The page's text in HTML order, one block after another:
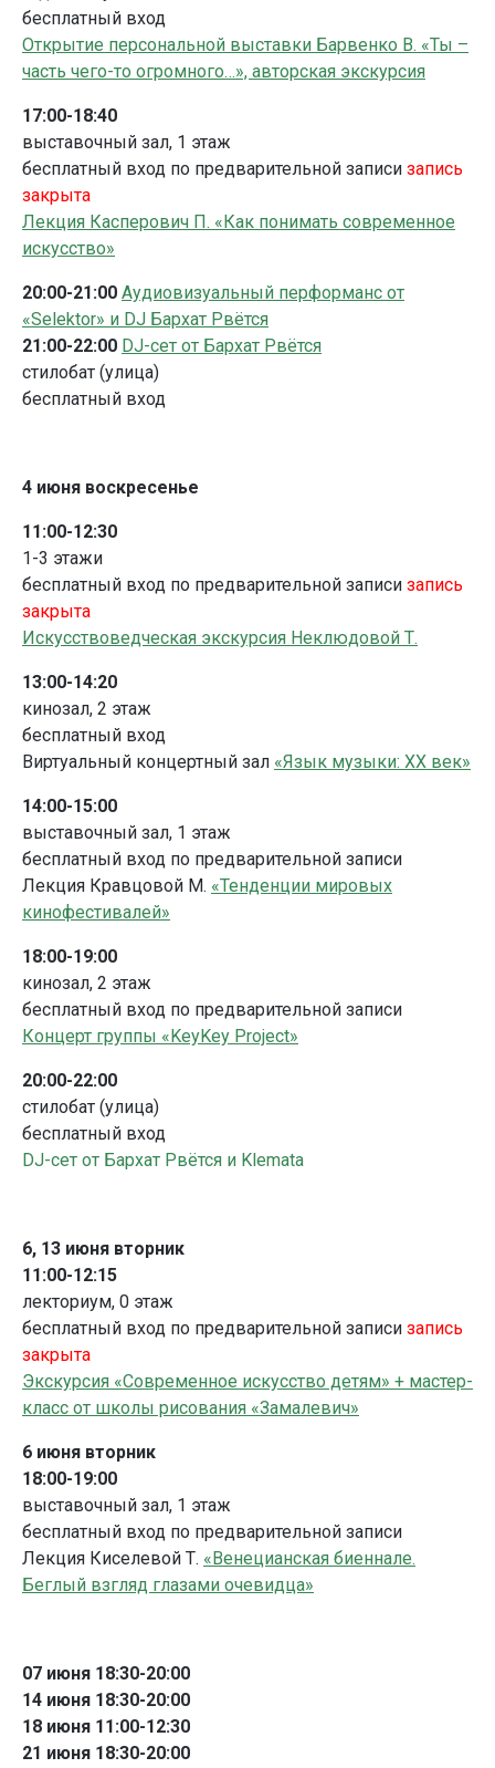
бесплатный вход
Открытие персональной выставки Барвенко В. «Ты –
часть чего-то огромного…», авторская экскурсия
17:00-18:40
выставочный зал, 1 этаж
бесплатный вход по предварительной записи запись
закрыта
Лекция Касперович П. «Как понимать современное
искусство»
20:00-21:00 Аудиовизуальный перформанс от
«Selektor» и DJ Бархат Рвётся
21:00-22:00 DJ-сет от Бархат Рвётся
стилобат (улица)
бесплатный вход
4 июня воскресенье
11:00-12:30
1-3 этажи
бесплатный вход по предварительной записи запись
закрыта
Искусствоведческая экскурсия Неклюдовой Т.
13:00-14:20
кинозал, 2 этаж
бесплатный вход
Виртуальный концертный зал «Язык музыки: XX век»
14:00-15:00
выставочный зал, 1 этаж
бесплатный вход по предварительной записи
Лекция Кравцовой М. «Тенденции мировых
кинофестивалей»
18:00-19:00
кинозал, 2 этаж
бесплатный вход по предварительной записи
Концерт группы «KeyKey Project»
20:00-22:00
стилобат (улица)
бесплатный вход
DJ-сет от Бархат Рвётся и Klemata
6, 13 июня вторник
11:00-12:15
лекториум, 0 этаж
бесплатный вход по предварительной записи запись
закрыта
Экскурсия «Современное искусство детям» + мастер-
класс от школы рисования «Замалевич»
6 июня вторник
18:00-19:00
выставочный зал, 1 этаж
бесплатный вход по предварительной записи
Лекция Киселевой Т. «Венецианская биеннале.
Беглый взгляд глазами очевидца»
07 июня 18:30-20:00
14 июня 18:30-20:00
18 июня 11:00-12:30
21 июня 18:30-20:00